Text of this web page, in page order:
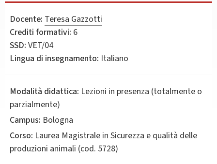
Docente: Teresa Gazzotti
Crediti formativi: 6
SSD: VET/04
Lingua di insegnamento: Italiano
Modalità didattica: Lezioni in presenza (totalmente o
parzialmente)
Campus: Bologna
Corso: Laurea Magistrale in Sicurezza e qualità delle
produzioni animali (cod. 5728)